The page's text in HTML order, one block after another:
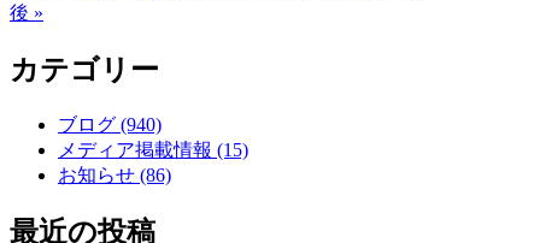
後 »
カテゴリー
ブログ (940)
メディア掲載情報 (15)
お知らせ (86)
最近の投稿